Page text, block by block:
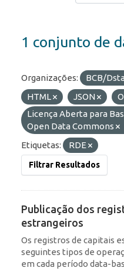
1 conjunto de
Organizações: BCB/
HTML
JSON
Licença Aberta para
Open Data Commons
Etiquetas:
RDE
Filtrar Resultados
Publicação dos
estrangeiros
Os registros de capitais
seguintes tipos de
em cada período data-